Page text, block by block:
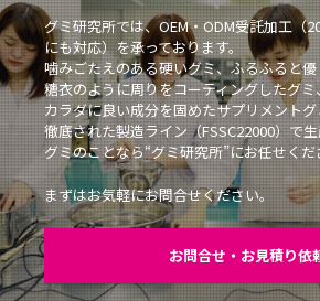
グミ研究所では、OEM・ODM受託加工（
にも対応）を承っております。
噛みごたえのある硬いグミ、ふるふると
糖衣のように周りをコーティングしたグミ
カラダに良い成分を固めたサプリメント
徹底された製造ライン（FSSC22000）で
グミのことなら“グミ研究所”にお任せくだ
まずはお気軽にお問合せください。
お問合せ・お見積り依